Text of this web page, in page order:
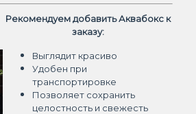
Рекомендуем добавить Аквабокс к
заказу:
Выглядит красиво
Удобен при
транспортировке
Позволяет сохранить
целостность и свежесть